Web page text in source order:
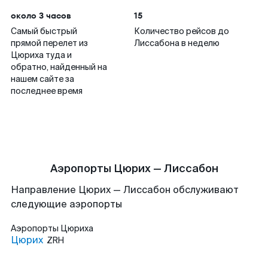
около 3 часов
Самый быстрый
прямой перелет из
Цюриха туда и
обратно, найденный на
нашем сайте за
последнее время
15
Количество рейсов до
Лиссабона в неделю
Аэропорты Цюрих — Лиссабон
Направление Цюрих — Лиссабон обслуживают
следующие аэропорты
Аэропорты Цюриха
Цюрих ZRH